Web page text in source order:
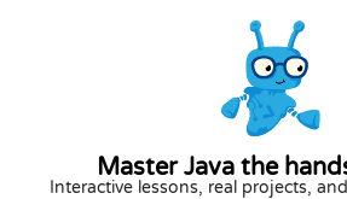
Master Java the
Interactive lessons, real projects,